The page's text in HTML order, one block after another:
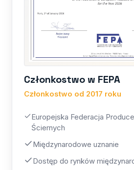
Członkostwo w FEPA
Członkostwo od 2017 roku
Europejska Federacja
Ściernych
Międzynarodowe uznanie
Dostęp do rynków